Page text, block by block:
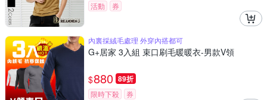
活動 券
內裏採絨毛處理 外穿內搭都可
G+居家 3入組 束口刷毛暖暖衣-男款V領
$880 89折
限時下殺 券